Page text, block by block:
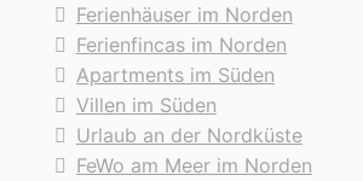
Ferienhäuser im Norden
Ferienfincas im Norden
Apartments im Süden
Villen im Süden
Urlaub an der Nordküste
FeWo am Meer im Norden